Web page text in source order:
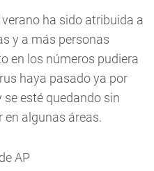
ha sido atribuida a
y a más personas
en los números pudiera
haya pasado ya por
se esté quedando sin
en algunas áreas.
AP